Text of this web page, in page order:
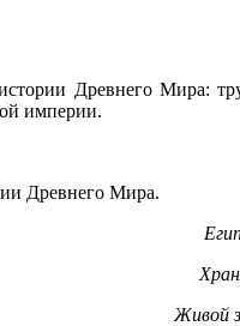
Древнего Мира:
империи.
Древнего Мира.
Живой